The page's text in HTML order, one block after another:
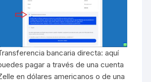
bancaria directa: aquí
pagar a través de una cuenta
en dólares americanos o de una